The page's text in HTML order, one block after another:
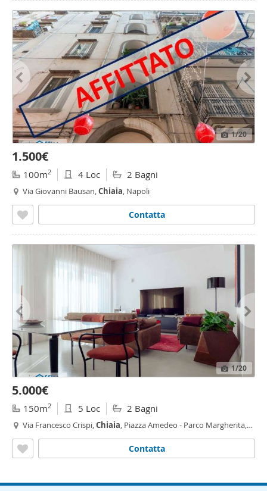
1/20
1.500€
100m2 4 Loc 2 Bagni
Via Giovanni Bausan,Chiaia, Napoli
Contatta
1/20
5.000€
150m2 5 Loc 2 Bagni
Via Francesco Crispi,Chiaia, Piazza Amedeo - Parco Margherita,
Contatta